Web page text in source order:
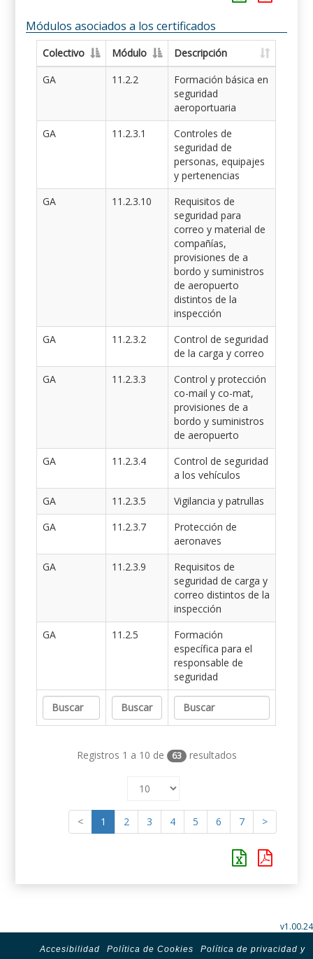
Módulos asociados a los certificados
Colectivo Módulo
Descripción
GA
11.2.2
Formación básica en
seguridad
aeroportuaria
GA
11.2.3.1
Controles de
seguridad de
personas, equipajes
y pertenencias
GA
11.2.3.10
Requisitos de
seguridad para
correo y material de
compañías,
provisiones de a
bordo y suministros
de aeropuerto
distintos de la
inspección
GA
11.2.3.2
Control de seguridad
de la carga y correo
GA
11.2.3.3
Control y protección
co-mail y co-mat,
provisiones de a
bordo y suministros
de aeropuerto
GA
11.2.3.4
Control de seguridad
a los vehículos
GA
11.2.3.5
Vigilancia y patrullas
GA
11.2.3.7
Protección de
aeronaves
GA
11.2.3.9
Requisitos de
seguridad de carga y
correo distintos de la
inspección
GA
11.2.5
Formación
específica para el
responsable de
seguridad
Registros 1 a 10 de 63 resultados
< 1 2 3 4 5 6 7 >
v1.00.24
Accesibilidad Política de Cookies
Política de privacidad y